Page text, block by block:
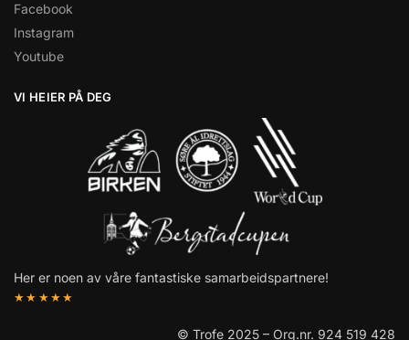
Facebook
Instagram
Youtube
VI HEIER PÅ DEG
Her er noen av våre fantastiske samarbeidspartnere!
★★★★★
© Trofe 2025 – Org.nr. 924 519 428